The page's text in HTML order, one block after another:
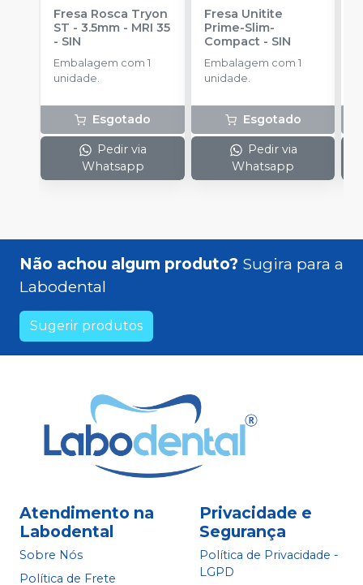
Fresa Rosca Tryon
ST - 3.5mm - MRI 35
- SIN
Embalagem com 1
unidade.
Esgotado
Pedir via
Whatsapp
Fresa Unitite
Prime-Slim-
Compact- SIN
Embalagem com 1
unidade.
Esgotado
Pedir via
Whatsapp
Não achou algum produto? Sugira para a
Labodental
Sugerir produtos
Atendimento na
Labodental
Sobre Nós
Política de Frete
Privacidade e
Segurança
Política de Privacidade -
LGPD